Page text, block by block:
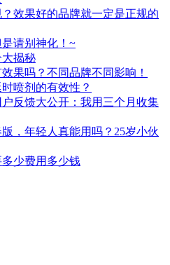
效果好的品牌就一定是正规的
请别神化！~
揭秘
果吗？不同品牌不同影响！
喷剂的有效性？
反馈大公开：我用三个月收集
，年轻人真能用吗？25岁小伙
少费用多少钱